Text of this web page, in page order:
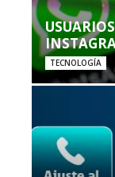
TECNOLOGÍA